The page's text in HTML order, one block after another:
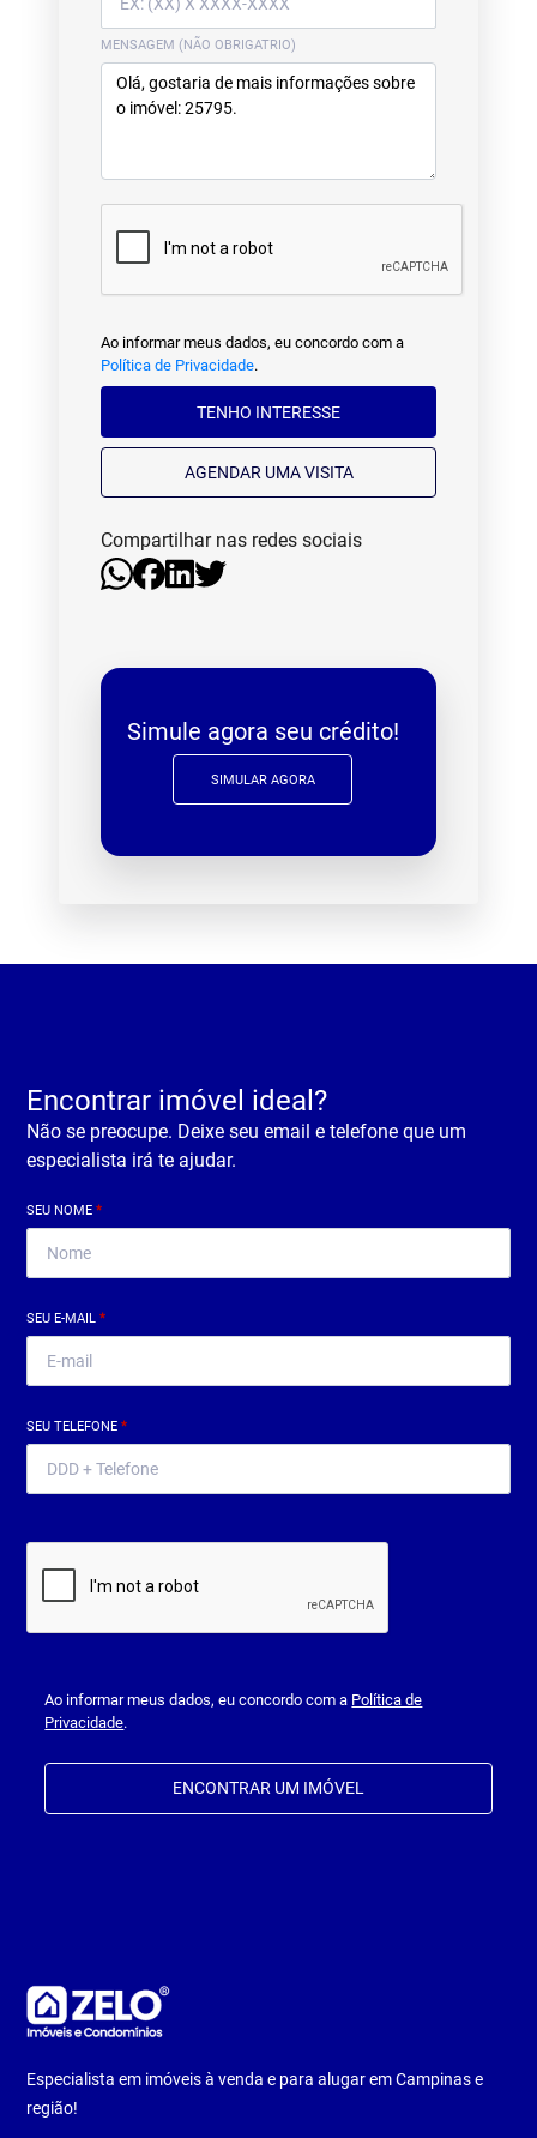
MENSAGEM (NÃO OBRIGATRIO)
Ao informar meus dados, eu concordo com a
Política de Privacidade.
TENHO INTERESSE
AGENDAR UMA VISITA
Compartilhar nas redes sociais
Simule agora seu crédito!
SIMULAR AGORA
Encontrar imóvel ideal?
Não se preocupe. Deixe seu email e telefone que um
especialista irá te ajudar.
SEU NOME*
SEU E-MAIL*
SEU TELEFONE*
Ao informar meus dados, eu concordo com a Política de
Privacidade.
ENCONTRAR UM IMÓVEL
Especialista em imóveis à venda e para alugar em Campinas e
região!